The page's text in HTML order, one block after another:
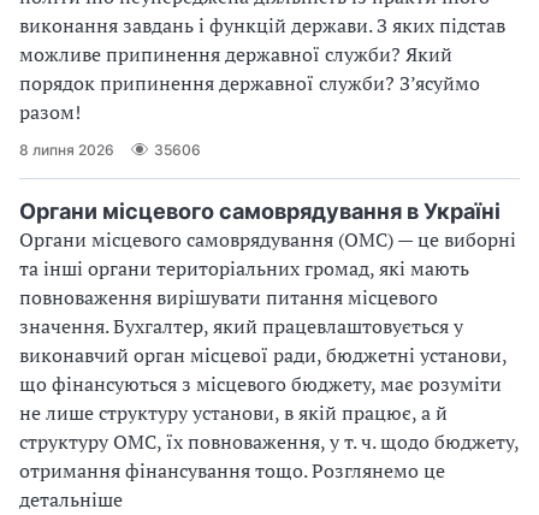
виконання завдань і функцій держави. З яких підстав
можливе припинення державної служби? Який
порядок припинення державної служби? З’ясуймо
разом!
8 липня 2026 35606
Органи місцевого самоврядування в Україні
Органи місцевого самоврядування (ОМС) — це виборні
та інші органи територіальних громад, які мають
повноваження вирішувати питання місцевого
значення. Бухгалтер, який працевлаштовується у
виконавчий орган місцевої ради, бюджетні установи,
що фінансуються з місцевого бюджету, має розуміти
не лише структуру установи, в якій працює, а й
структуру ОМС, їх повноваження, у т. ч. щодо бюджету,
отримання фінансування тощо. Розглянемо це
детальніше